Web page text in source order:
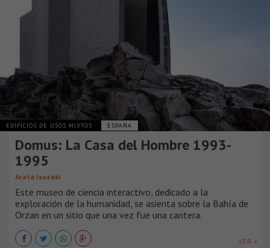
EDIFICIOS DE USOS MIXTOS ESPAÑA
Domus: La Casa del Hombre 1993-
1995
Arata Isozaki
Este museo de ciencia interactivo, dedicado a la
exploración de la humanidad, se asienta sobre la Bahía de
Orzan en un sitio que una vez fue una cantera.
VER +